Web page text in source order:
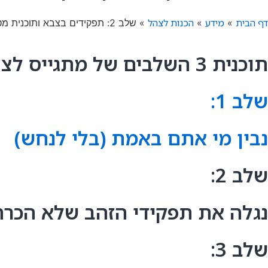
דף הבית » מידע » הכנות לצהל » שלב 2: תפקידים בצבא ותוכנית מטרות חכמה
תוכנית 3 השלבים של מתגייס לצו ראשון - הפירוט:
שלב 1:
נבין מי אתם באמת (בלי לנחש)
שלב 2:
נגלה את תפקידי הזהב שלא
שלב 3: